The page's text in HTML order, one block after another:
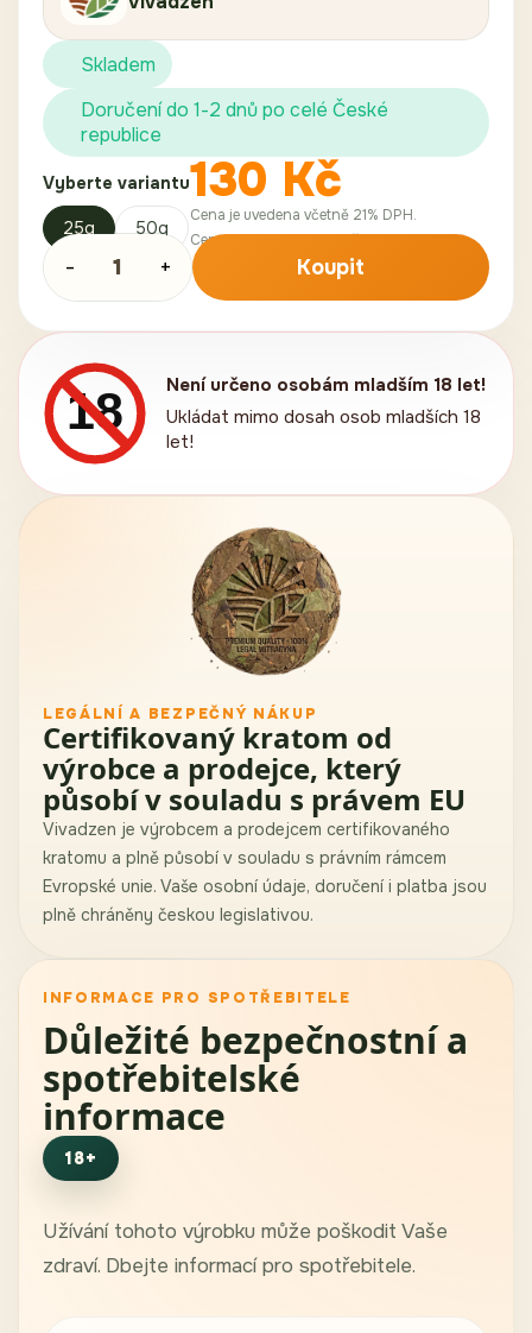
LEGÁLNÍ A BEZPEČNÝ NÁKUP
Certifikovaný kratom od
výrobce a prodejce, který
působí v souladu s právem EU
Vivadzen je výrobcem a prodejcem certifikovaného
kratomu a plně působí v souladu s právním rámcem
Evropské unie. Vaše osobní údaje, doručení i platba jsou
plně chráněny českou legislativou.
Skladem
Doručení do 1-2 dnů po celé České
republice
Vyberte variantu
25g 50g
130 Kč
Cena je uvedena včetně 21% DPH.
Cena bez DPH:107,44Kč
- 1 + Koupit
18
Není určeno osobám mladším 18 let!
Ukládat mimo dosah osob mladších 18
let!
INFORMACE PRO SPOTŘEBITELE
Důležité bezpečnostní a
spotřebitelské
informace
18+
Užívání tohoto výrobku může poškodit Vaše
zdraví. Dbejte informací pro spotřebitele.